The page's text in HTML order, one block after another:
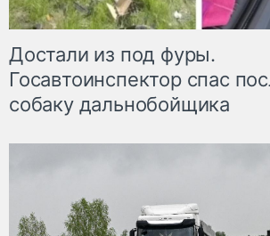
Достали из под фуры.
Госавтоинспектор спас
собаку дальнобойщика